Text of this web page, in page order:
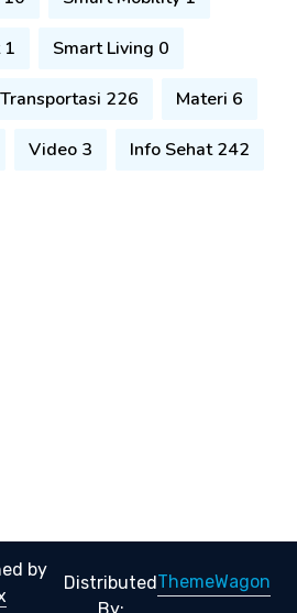
1 Smart Living 0
Transportasi 226 Materi 6
Video 3 Info Sehat 242
by
Distributed
By:
ThemeWagon